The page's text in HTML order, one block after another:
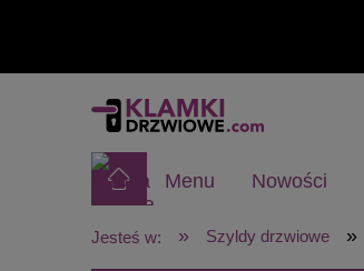
Menu Nowości
Jesteś w: » Szyldy drzwiowe »